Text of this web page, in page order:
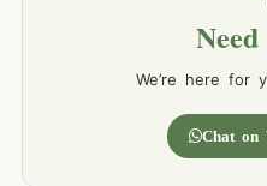
We’re here for
Chat on